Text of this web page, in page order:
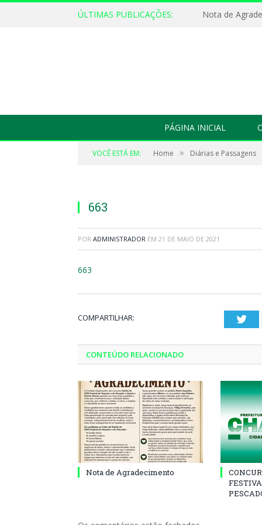
ÚLTIMAS PUBLICAÇÕES: Nota de
PÁGINA INICIAL
VOCÊ ESTÁ EM: Home » Diárias e Passagens
663
POR ADMINISTRADOR EM 21 DE MAIO DE 2021
663
COMPARTILHAR:
CONTEÚDO RELACIONADO
Nota de Agradecimento